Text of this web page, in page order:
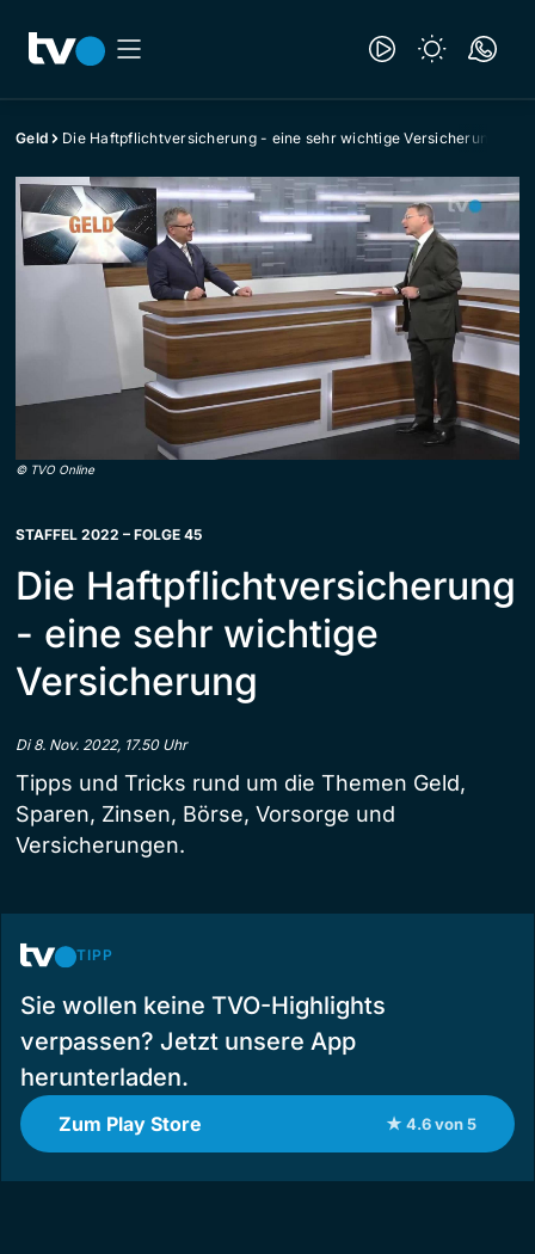
Geld Die Haftpflichtversicherung - eine sehr wichtige Versicherung
© TVO Online
STAFFEL 2022 – FOLGE 45
Die Haftpflichtversicherung
- eine sehr wichtige
Versicherung
Di 8. Nov. 2022, 17.50 Uhr
Tipps und Tricks rund um die Themen Geld,
Sparen, Zinsen, Börse, Vorsorge und
Versicherungen.
TIPP
Sie wollen keine TVO-Highlights
verpassen? Jetzt unsere App
herunterladen.
Zum Play Store ★ 4.6 von 5